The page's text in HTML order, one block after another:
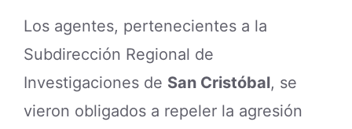
Los agentes, pertenecientes a la
Subdirección Regional de
Investigaciones de San Cristóbal, se
vieron obligados a repeler la agresión